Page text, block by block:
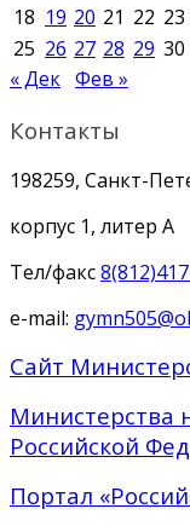
18 19 20 21 22 23
25 26 27 28 29 30
« Дек Фев »
Контакты
198259, Санкт-
корпус 1, литер А
Тел/факс
e-mail:
Сайт
Министерства
Российской
Портал